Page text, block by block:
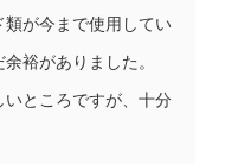
が今まで使用してい
裕がありました。
ところですが、十分